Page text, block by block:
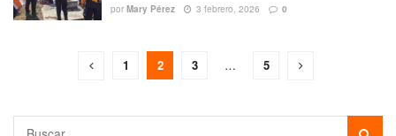
por Mary Pérez 3 febrero, 2026 0
1 2 3 … 5